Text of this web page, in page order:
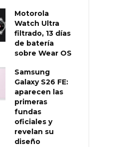
Motorola
Watch Ultra
filtrado, 13 días
de batería
sobre Wear OS
Samsung
Galaxy S26 FE:
aparecen las
primeras
fundas
oficiales y
revelan su
diseño